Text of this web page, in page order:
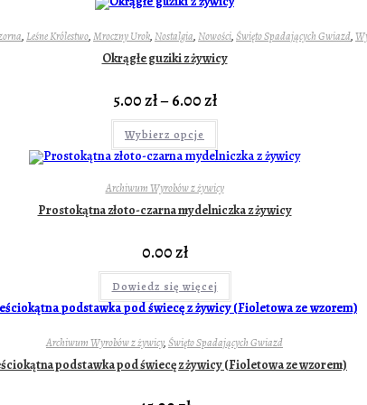
, Leśne Królestwo,Mroczny Urok,Nostalgia,Nowości,Święto Spadających Gwiazd,
Okrągłe guziki z żywicy
5.00zł–6.00zł
Wybierz opcje
Archiwum Wyrobów z żywicy
Prostokątna złoto-czarna mydelniczka z żywicy
0.00zł
Dowiedz się więcej
Archiwum Wyrobów z żywicy,Święto Spadających Gwiazd
podstawka pod świecę z żywicy (Fioletowa ze wzorem)